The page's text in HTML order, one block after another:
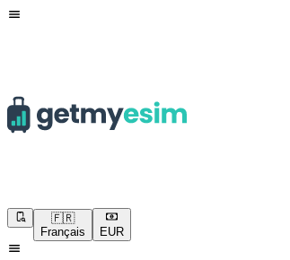
🇫🇷
Français
EUR